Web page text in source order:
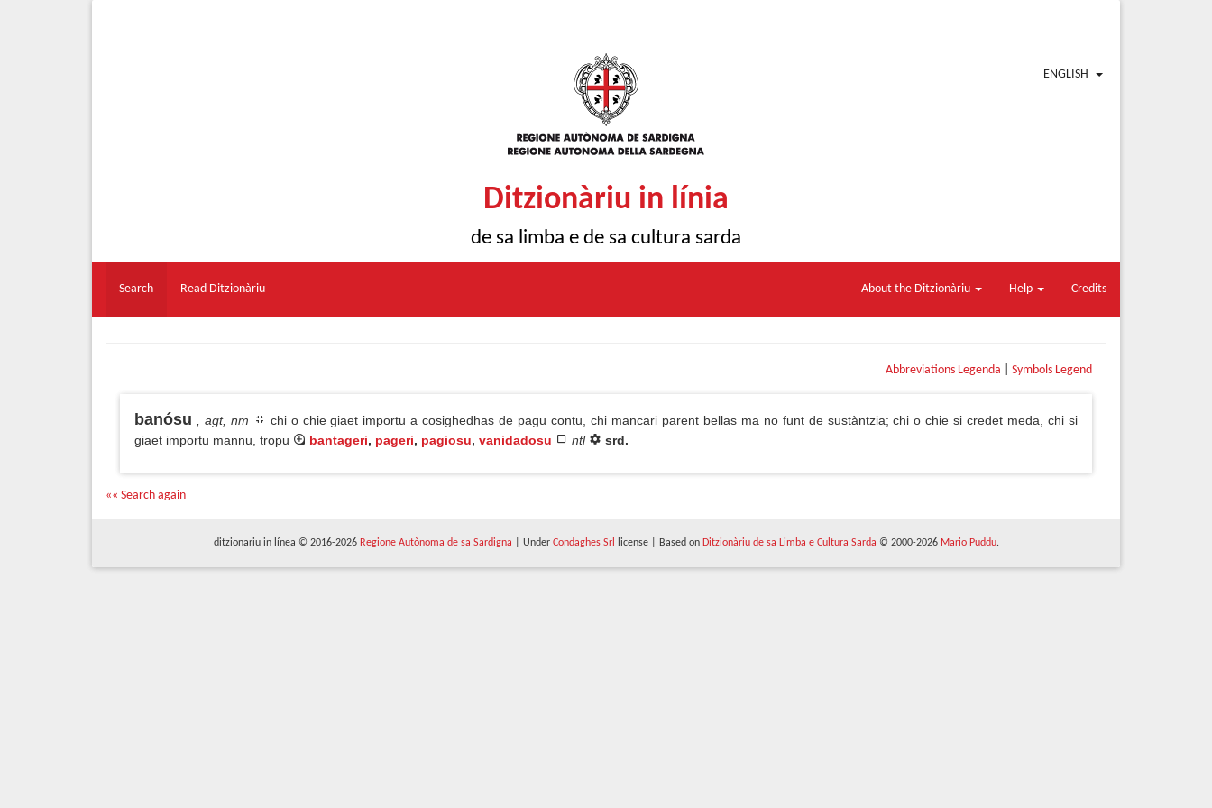
ENGLISH
Ditzionàriu in línia
de sa limba e de sa cultura sarda
Search Read Ditzionàriu About the Ditzionàriu Help Credits
Abbreviations Legenda Symbols Legend
banósu , agt, nm
chi o chie giaet importu a cosighedhas de pagu contu, chi mancari parent bellas ma no funt de sustàntzia; chi o chie si credet meda, chi si
giaet importu mannu, tropu
bantageri, pageri, pagiosu, vanidadosu ntl srd.
«« Search again
ditzionariu in línea © 2016-2026 Regione Autònoma de sa Sardigna | Under Condaghes Srl license | Based on Ditzionàriu de sa Limba e Cultura Sarda © 2000-2026 Mario Puddu.